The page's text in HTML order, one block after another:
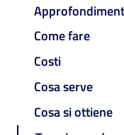
Come fare
Costi
Cosa serve
Cosa si ottiene